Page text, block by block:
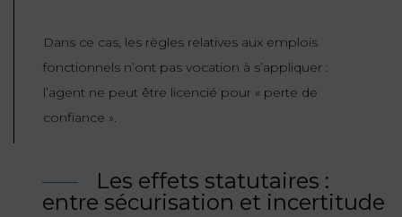
Dans ce cas, les règles relatives aux emplois
fonctionnels n’ont pas vocation à s’appliquer :
l’agent ne peut être licencié pour « perte de
confiance ».
Les effets statutaires :
entre sécurisation et incertitude